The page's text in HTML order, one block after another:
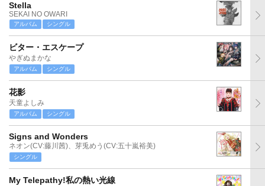
Stella
SEKAI NO OWARI
アルバム シングル
ビター・エスケープ
やぎぬまかな
アルバム シングル
花影
天童よしみ
アルバム シングル
Signs and Wonders
ネオン(CV:藤川茜)、芽兎めう(CV:五十嵐裕美)
シングル
My Telepathy!私の熱い光線